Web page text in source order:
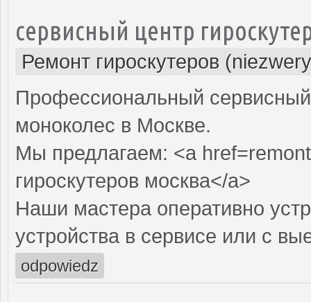
сервисный центр
Ремонт гироскутеров
Профессиональный сервисный
моноколес в Москве.
Мы предлагаем: <a
гироскутеров москва</a>
Наши мастера оперативно
устройства в сервисе или с
odpowiedz